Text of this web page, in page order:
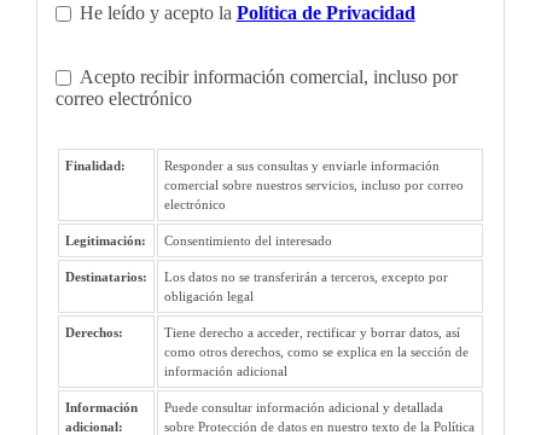
He leído y acepto la Política de Privacidad
Acepto recibir información comercial, incluso por
correo electrónico
Finalidad:
Responder a sus consultas y enviarle información
comercial sobre nuestros servicios, incluso por correo
electrónico
Legitimación: Consentimiento del interesado
Destinatarios:
Los datos no se transferirán a terceros, excepto por
obligación legal
Derechos:
Tiene derecho a acceder, rectificar y borrar datos, así
como otros derechos, como se explica en la sección de
información adicional
Información
adicional:
Puede consultar información adicional y detallada
sobre Protección de datos en nuestro texto de la Política